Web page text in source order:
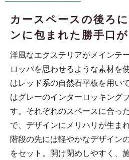
カースペースの後ろ
ンに包まれた勝手口が
洋風なエクステリアがメインテ
ロッパを思わせるような素材を
はレッド系の自然石平板を用い
はグレーのインターロッキング
す。それぞれのスペースに合っ
で、デザインにメリハリが生まれ
階段の先には軽やかなデザイン
をセット。開け閉めしやすく、